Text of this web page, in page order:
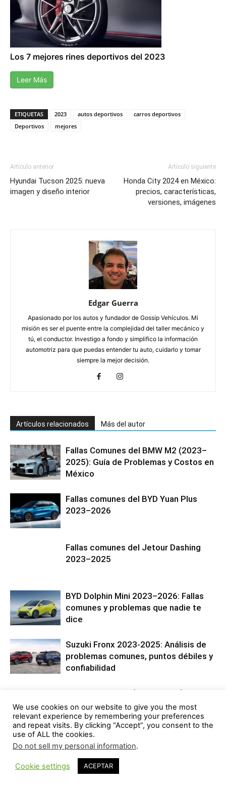
Los 7 mejores rines deportivos del 2023
Leer Más
ETIQUETAS 2023 autos deportivos
carros deportivos
Deportivos
mejores
Artículo anterior
Hyundai Tucson 2025: nueva
imagen y diseño interior
Artículo siguiente
Honda City 2024 en México:
precios, características,
versiones, imágenes
Edgar Guerra
Apasionado por los autos y fundador de Gossip Vehículos. Mi
misión es ser el puente entre la complejidad del taller mecánico y
tú, el conductor. Investigo a fondo y simplifico la información
automotriz para que puedas entender tu auto, cuidarlo y tomar
siempre la mejor decisión.
Artículos relacionados Más del autor
Fallas Comunes del BMW M2 (2023–
2025): Guía de Problemas y Costos en
México
Fallas comunes del BYD Yuan Plus
2023–2026
Fallas comunes del Jetour Dashing
2023–2025
BYD Dolphin Mini 2023–2026: Fallas
comunes y problemas que nadie te
dice
Suzuki Fronx 2023-2025: Análisis de
problemas comunes, puntos débiles y
confiabilidad
Chevrolet D-Max (2017–2023): Fallas
mecánicas frecuentes y problemas
más reportados
¿El Nuevo Tsuru? Fallas Comunes y
Verdades del Nissan March (2012-
2023)
We use cookies on our website to give you the most
relevant experience by remembering your preferences
and repeat visits. By clicking “Accept”, you consent to the
use of ALL the cookies.
Do not sell my personal information.
Cookie settings ACEPTAR